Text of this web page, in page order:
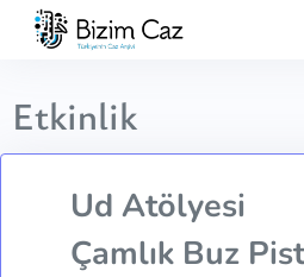
Etkinlik
Ud Atölyesi
Çamlık Buz